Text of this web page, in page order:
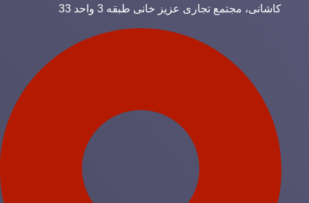
کاشانی، مجتمع تجاری عزیز خانی طبقه 3 واحد 33